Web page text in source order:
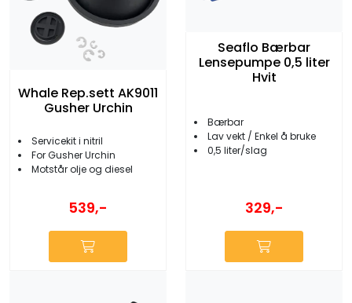
Whale Rep.sett AK9011
Gusher Urchin
Servicekit i nitril
For Gusher Urchin
Motstår olje og diesel
539,-
Seaflo Bærbar
Lensepumpe 0,5 liter
Hvit
Bærbar
Lav vekt / Enkel å bruke
0,5 liter/slag
329,-